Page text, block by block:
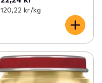
120,22 kr /kg